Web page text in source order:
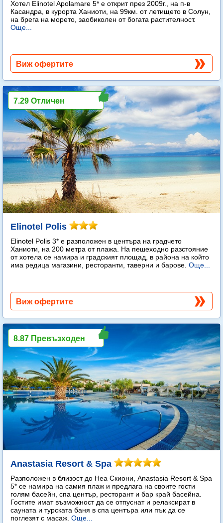
Хотел Elinotel Apolamare 5* е открит през 2009г., на п-в
Касандра, в курорта Ханиоти, на 99км. от летището в Солун,
на брега на морето, заобиколен от богата растителност.
Още...
Виж офертите
Elinotel Polis
Elinotel Polis 3* е разположен в центъра на градчето
Ханиоти, на 200 метра от плажа. На пешеходно разстояние
от хотела се намира и градският площад, в района на който
има редица магазини, ресторанти, таверни и барове. Още...
7.29 Отличен
Виж офертите
Anastasia Resort & Spa
Разположен в близост до Неа Скиони, Anastasia Resort & Spa
5* се намира на самия плаж и предлага на своите гости
голям басейн, спа център, ресторант и бар край басейна.
Гостите имат възможност да се отпуснат и релаксират в
сауната и турската баня в спа центъра или пък да се
поглезят с масаж. Още...
8.87 Превъзходен